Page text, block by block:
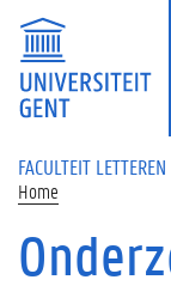
Overslaan en naar de
FACULTEIT
Home